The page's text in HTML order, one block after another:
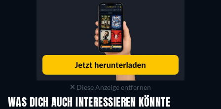
Diese Anzeige entfernen
WAS DICH AUCH INTERESSIEREN KÖNNTE
Serie Serie